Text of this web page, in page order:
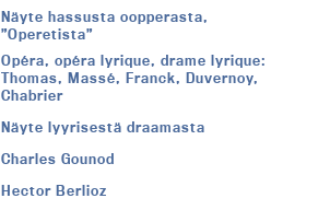
Näyte hassusta oopperasta,
”Operetista”
Opéra, opéra lyrique, drame lyrique:
Thomas, Massé, Franck, Duvernoy,
Chabrier
Näyte lyyrisestä draamasta
Charles Gounod
Hector Berlioz